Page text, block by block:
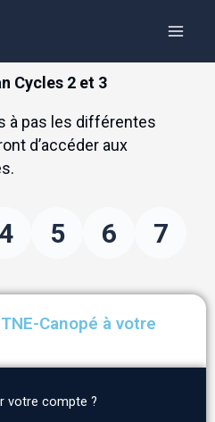
Cycles 2 et 3
à pas les différentes
d’accéder aux
4 5 6 7
Canopé à votre
votre compte ?